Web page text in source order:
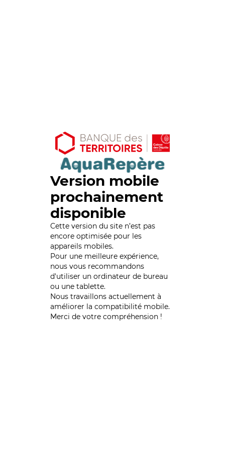
Version mobile
prochainement
disponible
Cette version du site n’est pas
encore optimisée pour les
appareils mobiles.
Pour une meilleure expérience,
nous vous recommandons
d'utiliser un ordinateur de bureau
ou une tablette.
Nous travaillons actuellement à
améliorer la compatibilité mobile.
Merci de votre compréhension !